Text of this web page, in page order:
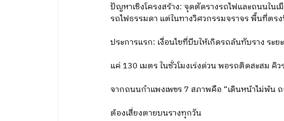
ปัญหาเชิงโครงสร้าง: จุดตัดรางรถไฟและถนนใน
รถไฟธรรมดา แต่ในทางวิศวกรรมจราจร พื้นที่ต
ประการแรก: เงื่อนไขที่บีบให้เกิดรถล้นทับราง ร
แค่ 130 เมตร ในชั่วโมงเร่งด่วน พอรถติดสะสม
จากถนนกําแพงเพชร 7 สภาพคือ “เดินหน้าไม่พ้น
ต้องเสี่ยงตายบนรางทุกวัน